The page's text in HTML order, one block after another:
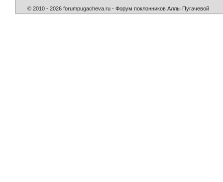
© 2010 - 2026 forumpugacheva.ru - Форум поклонников Аллы Пугачевой